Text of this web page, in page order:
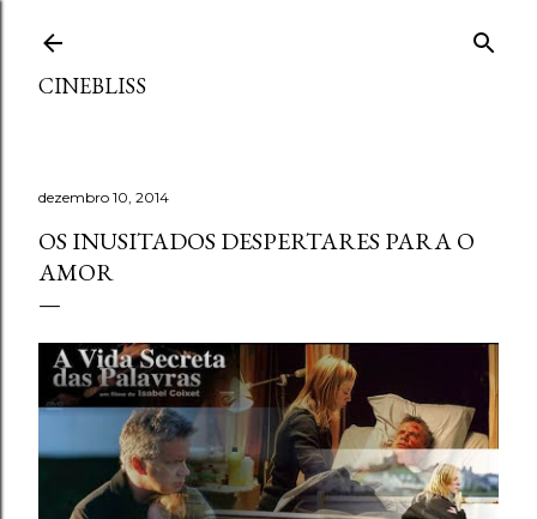
CINEBLISS
dezembro 10, 2014
OS INUSITADOS DESPERTARES PARA O
AMOR